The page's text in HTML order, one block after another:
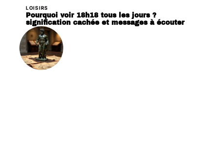
LOISIRS
Pourquoi voir 18h18 tous les jours ?
signification cachée et messages à écouter